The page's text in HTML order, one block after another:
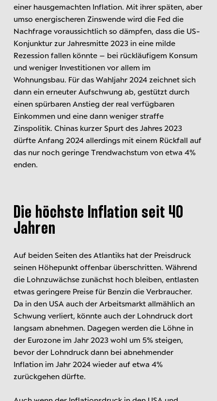
einer hausgemachten Inflation. Mit ihrer späten, aber
umso energischeren Zinswende wird die Fed die
Nachfrage voraussichtlich so dämpfen, dass die US-
Konjunktur zur Jahresmitte 2023 in eine milde
Rezession fallen könnte – bei rückläufigem Konsum
und weniger Investitionen vor allem im
Wohnungsbau. Für das Wahljahr 2024 zeichnet sich
dann ein erneuter Aufschwung ab, gestützt durch
einen spürbaren Anstieg der real verfügbaren
Einkommen und eine dann weniger straffe
Zinspolitik. Chinas kurzer Spurt des Jahres 2023
dürfte Anfang 2024 allerdings mit einem Rückfall auf
das nur noch geringe Trendwachstum von etwa 4%
enden.
Die höchste Inflation seit 40
Jahren
Auf beiden Seiten des Atlantiks hat der Preisdruck
seinen Höhepunkt offenbar überschritten. Während
die Lohnzuwächse zunächst hoch bleiben, entlasten
etwas geringere Preise für Benzin die Verbraucher.
Da in den USA auch der Arbeitsmarkt allmählich an
Schwung verliert, könnte auch der Lohndruck dort
langsam abnehmen. Dagegen werden die Löhne in
der Eurozone im Jahr 2023 wohl um 5% steigen,
bevor der Lohndruck dann bei abnehmender
Inflation im Jahr 2024 wieder auf etwa 4%
zurückgehen dürfte.